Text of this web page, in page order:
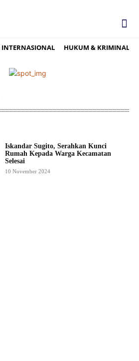
INTERNASIONAL HUKUM & KRIMINAL
Iskandar Sugito, Serahkan Kunci
Rumah Kepada Warga Kecamatan
Selesai
10 November 2024